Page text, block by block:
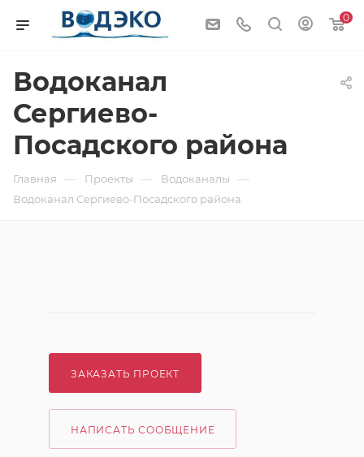
0
Водоканал
Сергиево-
Посадского района
Главная — Проекты — Водоканалы —
Водоканал Сергиево-Посадского района
ЗАКАЗАТЬ ПРОЕКТ
НАПИСАТЬ СООБЩЕНИЕ